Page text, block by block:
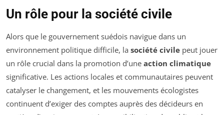
Un rôle pour la société civile
Alors que le gouvernement suédois navigue dans un
environnement politique difficile, la société civile peut jouer
un rôle crucial dans la promotion d’une action climatique
significative. Les actions locales et communautaires peuvent
catalyser le changement, et les mouvements écologistes
continuent d’exiger des comptes auprès des décideurs en